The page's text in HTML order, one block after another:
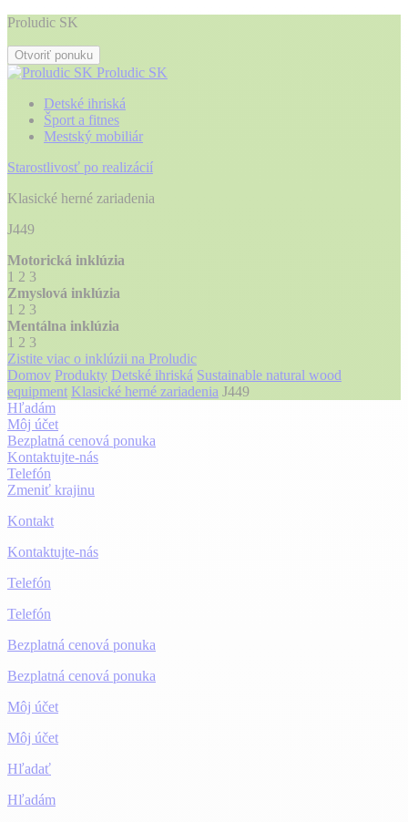
Proludic SK
Otvoriť ponuku
Proludic SK
Detské ihriská
Šport a fitnes
Mestský mobiliár
Starostlivosť po realizácií
Klasické herné zariadenia
J449
Motorická inklúzia
1 2 3
Zmyslová inklúzia
1 2 3
Mentálna inklúzia
1 2 3
Zistite viac o inklúzii na Proludic
Domov Produkty Detské ihriská Sustainable natural wood
equipment Klasické herné zariadenia J449
Hľadám
Môj účet
Bezplatná cenová ponuka
Kontaktujte-nás
Telefón
Zmeniť krajinu
Kontakt
Kontaktujte-nás
Telefón
Telefón
Bezplatná cenová ponuka
Bezplatná cenová ponuka
Môj účet
Môj účet
Hľadať
Hľadám